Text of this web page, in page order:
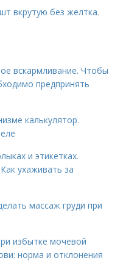
вкрутую без желтка.
вскармливание. Чтобы
предпринять
калькулятор.
и этикетках.
ухаживать за
массаж груди при
избытке мочевой
норма и отклонения